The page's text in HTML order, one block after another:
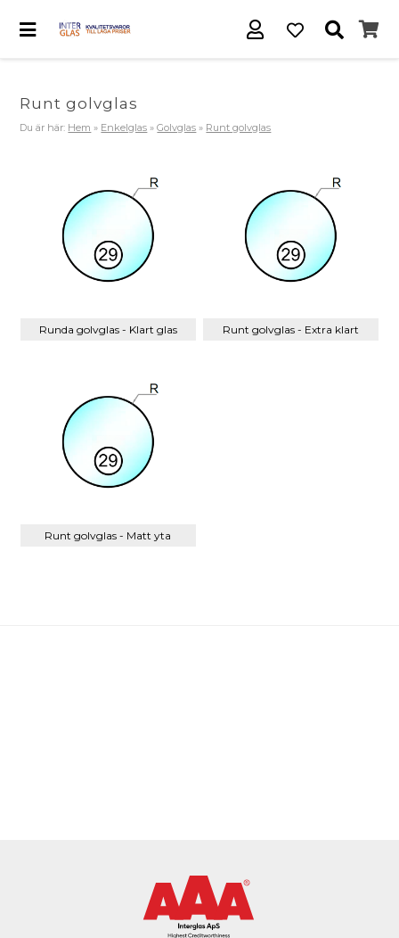
Runt golvglas
Du är här: Hem » Enkelglas »Golvglas » Runt golvglas
Runda golvglas - Klart glas Runt golvglas - Extra klart
Runt golvglas - Matt yta